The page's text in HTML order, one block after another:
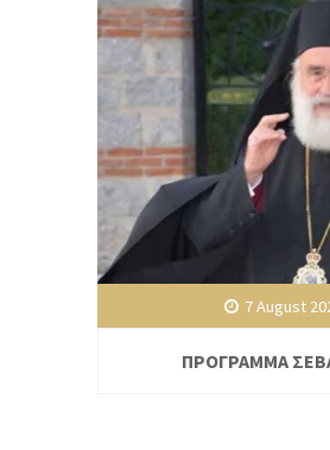
7 August
ΠΡΟΓΡΑΜΜΑ